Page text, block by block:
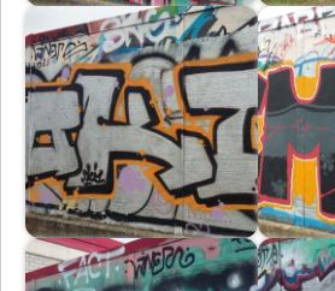
Immagine Immagine
Immagine Immagine